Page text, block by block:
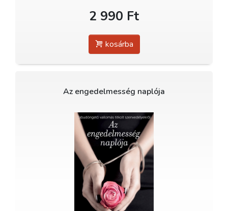
2 990 Ft
kosárba
Az engedelmesség naplója